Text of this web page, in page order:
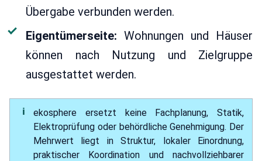
Übergabe verbunden werden.
Eigentümerseite: Wohnungen und Häuser
können nach Nutzung und Zielgruppe
ausgestattet werden.
ekosphere ersetzt keine Fachplanung, Statik,
Elektroprüfung oder behördliche Genehmigung. Der
Mehrwert liegt in Struktur, lokaler Einordnung,
praktischer Koordination und nachvollziehbarer